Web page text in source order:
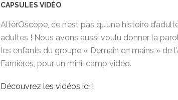
CAPSULES VIDÉO
AltérOscope, ce n’est pas qu’une histoire
adultes ! Nous avons aussi voulu donner la
les enfants du groupe « Demain en mains » de
Farnières, pour un mini-camp vidéo.
Découvrez les vidéos ici !